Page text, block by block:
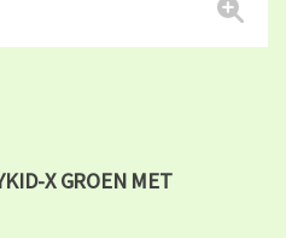
X GROEN MET